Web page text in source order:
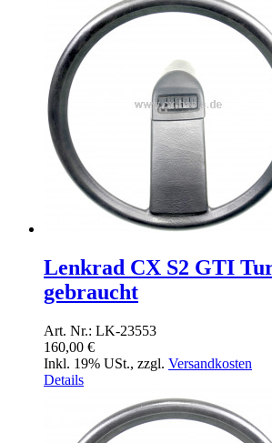
Lenkrad CX S2 GTI
gebraucht
Art. Nr.: LK-23553
160,00 €
Inkl. 19% USt., zzgl. Versandkosten
Details